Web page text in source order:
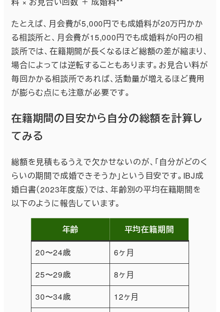
たとえば、月会費が5,000円でも成婚料が20万円かか
る相談所と、月会費が15,000円でも成婚料が0円の相
談所では、在籍期間が長くなるほど総額の差が縮まり、
場合によっては逆転することもあります。お見合い料が
毎回かかる相談所であれば、活動量が増えるほど費用
が膨らむ点にも注意が必要です。
在籍期間の目安から自分の総額を計算し
てみる
総額を見積もるうえで欠かせないのが、「自分がどのく
らいの期間で成婚できそうか」という目安です。IBJ成
婚白書（2023年度版）では、年齢別の平均在籍期間を
以下のように報告しています。
年齢 平均在籍期間
20〜24歳
6ヶ月
25〜29歳
8ヶ月
30〜34歳
12ヶ月